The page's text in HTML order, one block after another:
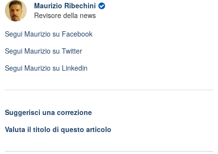
Maurizio Ribechini
Revisore della news
Segui Maurizio su Facebook
Segui Maurizio su Twitter
Segui Maurizio su Linkedin
Suggerisci una correzione
Valuta il titolo di questo articolo